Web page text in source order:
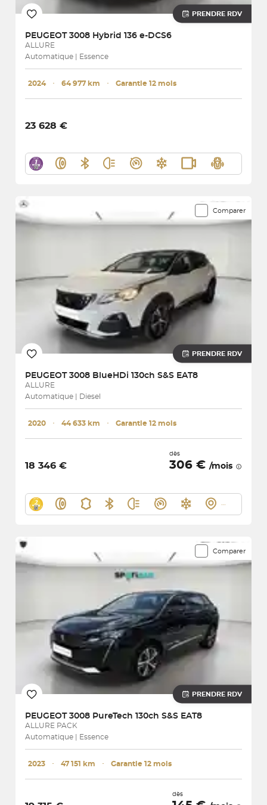
PRENDRE RDV
PEUGEOT 3008 Hybrid 136 e-DCS6
ALLURE
Automatique | Essence
2024 ･ 64 977 km ･ Garantie 12 mois
23 628 €
Comparer
PRENDRE RDV
PEUGEOT 3008 BlueHDi 130ch S&S EAT8
ALLURE
Automatique | Diesel
2020 ･ 44 633 km ･ Garantie 12 mois
18 346 €
dès
306 € /mois
Comparer
PRENDRE RDV
PEUGEOT 3008 PureTech 130ch S&S EAT8
ALLURE PACK
Automatique | Essence
2023 ･ 47 151 km ･ Garantie 12 mois
dès